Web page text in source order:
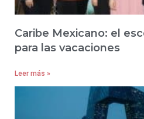
Caribe Mexicano: el
para las vacaciones
Leer más »